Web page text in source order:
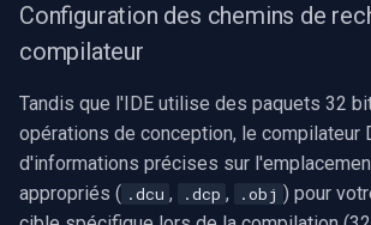
Configuration des chemins de
compilateur
Tandis que l'IDE utilise des paquets 32
opérations de conception, le compilateur
d'informations précises sur
appropriés ( .dcu , .dcp , .obj ) pour